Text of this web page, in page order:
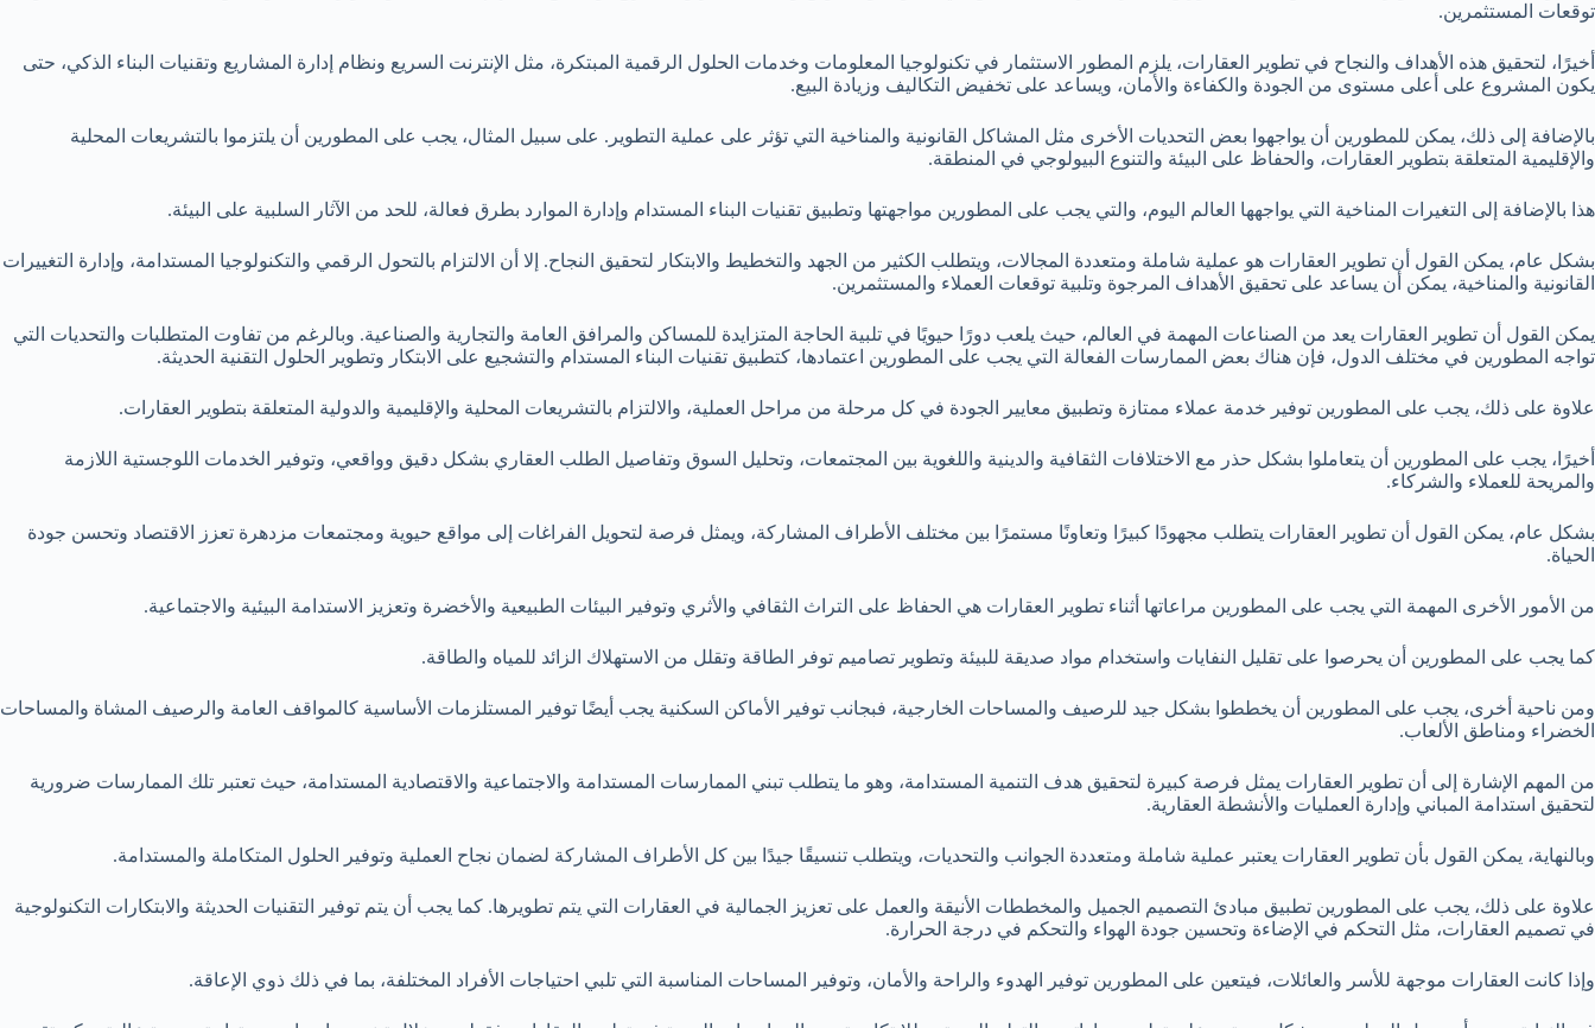
توقعات المستثمرين.
أخيرًا، لتحقيق هذه الأهداف والنجاح في تطوير العقارات، يلزم المطور الاستثمار في تكنولوجيا المعلومات وخدمات الحلول الرقمية المبتكرة، مثل الإنترنت السريع ونظام إدارة المشاريع وتقنيات البناء الذكي، حتى
يكون المشروع على أعلى مستوى من الجودة والكفاءة والأمان، ويساعد على تخفيض التكاليف وزيادة البيع.
بالإضافة إلى ذلك، يمكن للمطورين أن يواجهوا بعض التحديات الأخرى مثل المشاكل القانونية والمناخية التي تؤثر على عملية التطوير. على سبيل المثال، يجب على المطورين أن يلتزموا بالتشريعات المحلية
والإقليمية المتعلقة بتطوير العقارات، والحفاظ على البيئة والتنوع البيولوجي في المنطقة.
هذا بالإضافة إلى التغيرات المناخية التي يواجهها العالم اليوم، والتي يجب على المطورين مواجهتها وتطبيق تقنيات البناء المستدام وإدارة الموارد بطرق فعالة، للحد من الآثار السلبية على البيئة.
بشكل عام، يمكن القول أن تطوير العقارات هو عملية شاملة ومتعددة المجالات، ويتطلب الكثير من الجهد والتخطيط والابتكار لتحقيق النجاح. إلا أن الالتزام بالتحول الرقمي والتكنولوجيا المستدامة، وإدارة التغييرات
القانونية والمناخية، يمكن أن يساعد على تحقيق الأهداف المرجوة وتلبية توقعات العملاء والمستثمرين.
يمكن القول أن تطوير العقارات يعد من الصناعات المهمة في العالم، حيث يلعب دورًا حيويًا في تلبية الحاجة المتزايدة للمساكن والمرافق العامة والتجارية والصناعية. وبالرغم من تفاوت المتطلبات والتحديات التي
تواجه المطورين في مختلف الدول، فإن هناك بعض الممارسات الفعالة التي يجب على المطورين اعتمادها، كتطبيق تقنيات البناء المستدام والتشجيع على الابتكار وتطوير الحلول التقنية الحديثة.
علاوة على ذلك، يجب على المطورين توفير خدمة عملاء ممتازة وتطبيق معايير الجودة في كل مرحلة من مراحل العملية، والالتزام بالتشريعات المحلية والإقليمية والدولية المتعلقة بتطوير العقارات.
أخيرًا، يجب على المطورين أن يتعاملوا بشكل حذر مع الاختلافات الثقافية والدينية واللغوية بين المجتمعات، وتحليل السوق وتفاصيل الطلب العقاري بشكل دقيق وواقعي، وتوفير الخدمات اللوجستية اللازمة
والمريحة للعملاء والشركاء.
بشكل عام، يمكن القول أن تطوير العقارات يتطلب مجهودًا كبيرًا وتعاونًا مستمرًا بين مختلف الأطراف المشاركة، ويمثل فرصة لتحويل الفراغات إلى مواقع حيوية ومجتمعات مزدهرة تعزز الاقتصاد وتحسن جودة
الحياة.
من الأمور الأخرى المهمة التي يجب على المطورين مراعاتها أثناء تطوير العقارات هي الحفاظ على التراث الثقافي والأثري وتوفير البيئات الطبيعية والأخضرة وتعزيز الاستدامة البيئية والاجتماعية.
كما يجب على المطورين أن يحرصوا على تقليل النفايات واستخدام مواد صديقة للبيئة وتطوير تصاميم توفر الطاقة وتقلل من الاستهلاك الزائد للمياه والطاقة.
ومن ناحية أخرى، يجب على المطورين أن يخططوا بشكل جيد للرصيف والمساحات الخارجية، فبجانب توفير الأماكن السكنية يجب أيضًا توفير المستلزمات الأساسية كالمواقف العامة والرصيف المشاة والمساحات
الخضراء ومناطق الألعاب.
من المهم الإشارة إلى أن تطوير العقارات يمثل فرصة كبيرة لتحقيق هدف التنمية المستدامة، وهو ما يتطلب تبني الممارسات المستدامة والاجتماعية والاقتصادية المستدامة، حيث تعتبر تلك الممارسات ضرورية
لتحقيق استدامة المباني وإدارة العمليات والأنشطة العقارية.
وبالنهاية، يمكن القول بأن تطوير العقارات يعتبر عملية شاملة ومتعددة الجوانب والتحديات، ويتطلب تنسيقًا جيدًا بين كل الأطراف المشاركة لضمان نجاح العملية وتوفير الحلول المتكاملة والمستدامة.
علاوة على ذلك، يجب على المطورين تطبيق مبادئ التصميم الجميل والمخططات الأنيقة والعمل على تعزيز الجمالية في العقارات التي يتم تطويرها. كما يجب أن يتم توفير التقنيات الحديثة والابتكارات التكنولوجية
في تصميم العقارات، مثل التحكم في الإضاءة وتحسين جودة الهواء والتحكم في درجة الحرارة.
وإذا كانت العقارات موجهة للأسر والعائلات، فيتعين على المطورين توفير الهدوء والراحة والأمان، وتوفير المساحات المناسبة التي تلبي احتياجات الأفراد المختلفة، بما في ذلك ذوي الإعاقة.